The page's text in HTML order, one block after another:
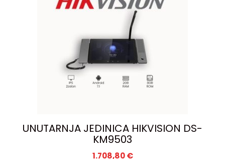
UNUTARNJA JEDINICA HIKVISION DS-
KM9503
1.708,80€